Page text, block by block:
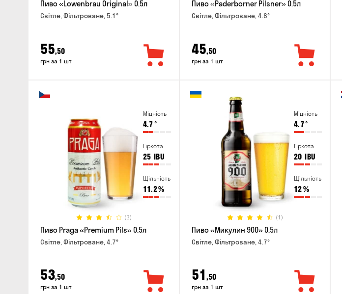
Пиво «Lowenbrau Original» 0.5л
Світле, Фільтроване, 5.1°
55,50
грн за 1 шт
Пиво «Paderborner Pilsner» 0.5л
Світле, Фільтроване, 4.8°
45,50
грн за 1 шт
Міцність
4.7°
Гіркота
25 IBU
Щільність
11.2%
(3)
Пиво Praga «Premium Pils» 0.5л
Світле, Фільтроване, 4.7°
53,50
грн за 1 шт
Міцність
4.7°
Гіркота
20 IBU
Щільність
12%
(1)
Пиво «Микулин 900» 0.5л
Світле, Фільтроване, 4.7°
51 ,50
грн за 1 шт